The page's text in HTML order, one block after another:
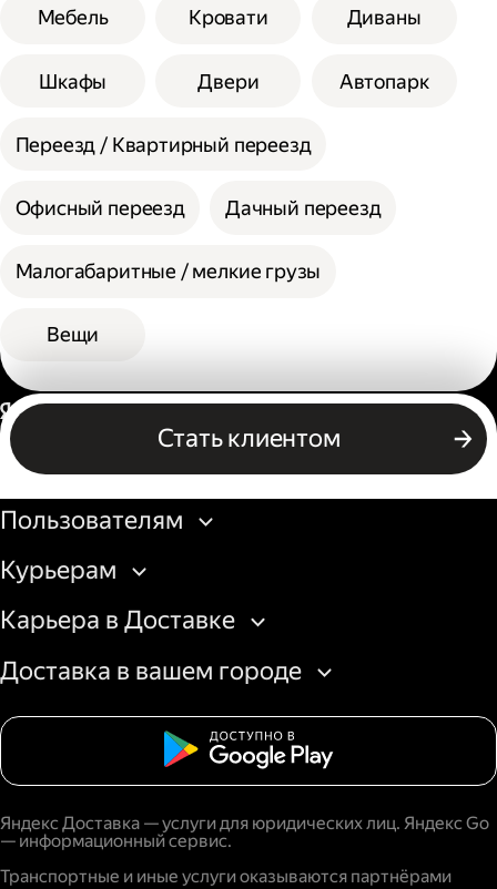
допустимая сумма сторон 300 см, а вес
Мебель Кровати Диваны
Шкафы Двери Автопарк
Переезд / Квартирный переезд
Офисный переезд Дачный переезд
Малогабаритные / мелкие грузы
Вещи
Стать клиентом
Россия
Бизнесу
Пользователям
Курьерам
Карьера в Доставке
Доставка в вашем городе
Яндекс Доставка — услуги для юридических лиц. Яндекс Go
— информационный сервис.
Транспортные и иные услуги оказываются партнёрами